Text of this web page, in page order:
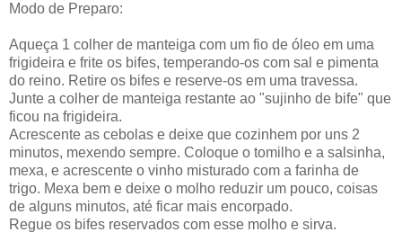
Modo de Preparo:
Aqueça 1 colher de manteiga com um fio de óleo em uma
frigideira e frite os bifes, temperando-os com sal e pimenta
do reino. Retire os bifes e reserve-os em uma travessa.
Junte a colher de manteiga restante ao "sujinho de bife" que
ficou na frigideira.
Acrescente as cebolas e deixe que cozinhem por uns 2
minutos, mexendo sempre. Coloque o tomilho e a salsinha,
mexa, e acrescente o vinho misturado com a farinha de
trigo. Mexa bem e deixe o molho reduzir um pouco, coisas
de alguns minutos, até ficar mais encorpado.
Regue os bifes reservados com esse molho e sirva.